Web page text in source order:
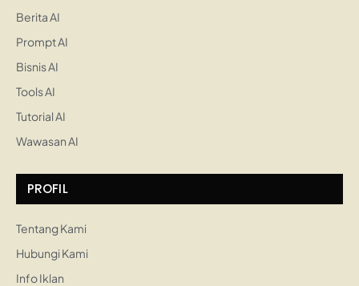
Berita AI
Prompt AI
Bisnis AI
Tools AI
Tutorial AI
Wawasan AI
PROFIL
Tentang Kami
Hubungi Kami
Info Iklan